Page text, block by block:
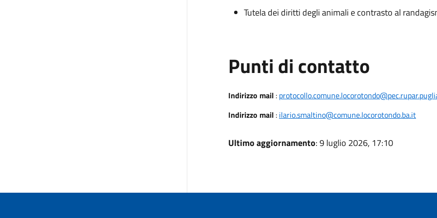
Tutela dei diritti degli animali e contrasto al
Punti di contatto
Indirizzo mail:
Indirizzo mail: ilario.smaltino@comune.locorotondo.ba.it
Ultimo aggiornamento: 9 luglio 2026, 17:10